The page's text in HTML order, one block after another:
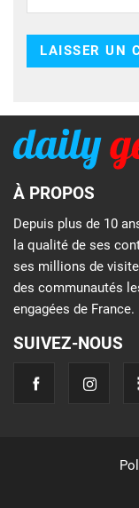
À PROPOS
Depuis plus de 10
la qualité de ses
ses millions de
des communautés
engagées de France.
SUIVEZ-NOUS